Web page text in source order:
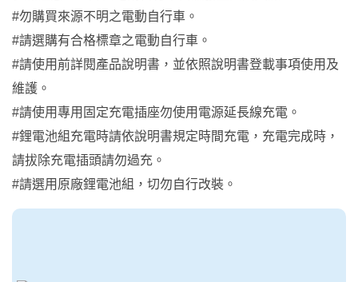
#勿購買來源不明之電動自行車。
#請選購有合格標章之電動自行車。
#請使用前詳閱產品說明書，並依照說明書登載事項使用及
維護。
#請使用專用固定充電插座勿使用電源延長線充電。
#鋰電池組充電時請依說明書規定時間充電，充電完成時，
請拔除充電插頭請勿過充。
#請選用原廠鋰電池組，切勿自行改裝。